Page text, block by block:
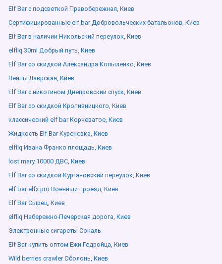
Elf Bar с подсветкой Правобережная, Киев
Сертифицированные elf bar Добровольческих батальонов, Киев
Elf Bar в наличии Никольский переулок, Киев
elfliq 30ml Добрый путь, Киев
Elf Bar со скидкой Александра Копыленко, Киев
Вейпы Лаврская, Киев
Elf Bar с никотином Днепровский спуск, Киев
Elf Bar со скидкой Кропивницкого, Киев
классический elf bar Корчеватое, Киев
Жидкость Elf Bar Куреневка, Киев
elfliq Ивана Франко площадь, Киев
lost mary 10000 ДВС, Киев
Elf Bar со скидкой Кургановский переулок, Киев
elf bar elfx pro Военный проезд, Киев
Elf Bar Сырец, Киев
elfliq Набережно-Печерская дорога, Киев
Электронные сигареты Сокаль
Elf Bar купить оптом Ежи Гедройца, Киев
Wild berries crawler Оболонь, Киев